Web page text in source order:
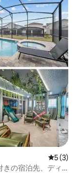
レビュー
5 (3)
の宿泊先、ディ